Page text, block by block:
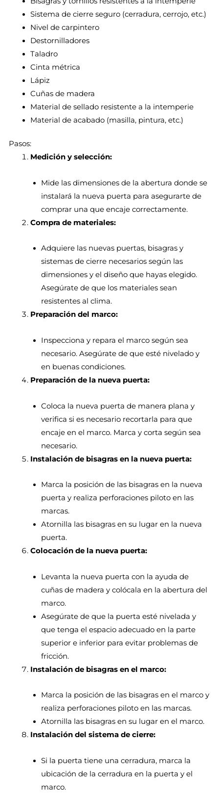
Sistema de cierre seguro (cerradura, cerrojo, etc.)
Nivel de carpintero
Destornilladores
Taladro
Cinta métrica
Lápiz
Cuñas de madera
Material de sellado resistente a la intemperie
Material de acabado (masilla, pintura, etc.)
Pasos:
Medición y selección:
Mide las dimensiones de la abertura donde se
instalará la nueva puerta para asegurarte de
comprar una que encaje correctamente.
Compra de materiales:
Adquiere las nuevas puertas, bisagras y
sistemas de cierre necesarios según las
dimensiones y el diseño que hayas elegido.
Asegúrate de que los materiales sean
resistentes al clima.
Preparación del marco:
Inspecciona y repara el marco según sea
necesario. Asegúrate de que esté nivelado y
en buenas condiciones.
Preparación de la nueva puerta:
Coloca la nueva puerta de manera plana y
verifica si es necesario recortarla para que
encaje en el marco. Marca y corta según sea
necesario.
Instalación de bisagras en la nueva puerta:
Marca la posición de las bisagras en la nueva
puerta y realiza perforaciones piloto en las
marcas.
Atornilla las bisagras en su lugar en la nueva
puerta.
Colocación de la nueva puerta:
Levanta la nueva puerta con la ayuda de
cuñas de madera y colócala en la abertura del
marco.
Asegúrate de que la puerta esté nivelada y
que tenga el espacio adecuado en la parte
superior e inferior para evitar problemas de
fricción.
Instalación de bisagras en el marco:
Marca la posición de las bisagras en el marco y
realiza perforaciones piloto en las marcas.
Atornilla las bisagras en su lugar en el marco.
Instalación del sistema de cierre:
Si la puerta tiene una cerradura, marca la
ubicación de la cerradura en la puerta y el
marco.